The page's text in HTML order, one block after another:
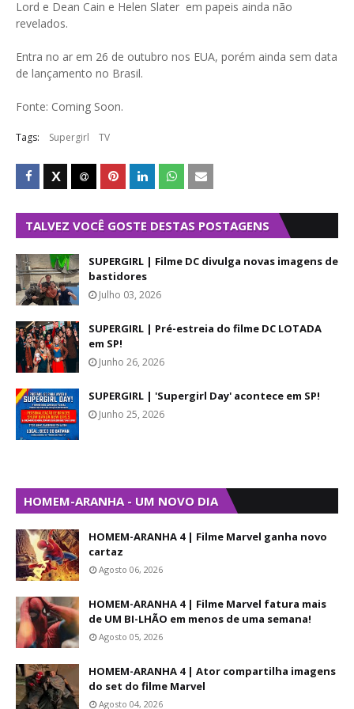
Lord e Dean Cain e Helen Slater em papeis ainda não
revelados.
Entra no ar em 26 de outubro nos EUA, porém ainda sem data
de lançamento no Brasil.
Fonte: Coming Soon.
Tags: Supergirl TV
TALVEZ VOCÊ GOSTE DESTAS POSTAGENS
SUPERGIRL | Filme DC divulga novas imagens de
bastidores
Julho 03, 2026
SUPERGIRL | Pré-estreia do filme DC LOTADA
em SP!
Junho 26, 2026
SUPERGIRL | 'Supergirl Day' acontece em SP!
Junho 25, 2026
HOMEM-ARANHA - UM NOVO DIA
HOMEM-ARANHA 4 | Filme Marvel ganha novo
cartaz
Agosto 06, 2026
HOMEM-ARANHA 4 | Filme Marvel fatura mais
de UM BI-LHÃO em menos de uma semana!
Agosto 05, 2026
HOMEM-ARANHA 4 | Ator compartilha imagens
do set do filme Marvel
Agosto 04, 2026